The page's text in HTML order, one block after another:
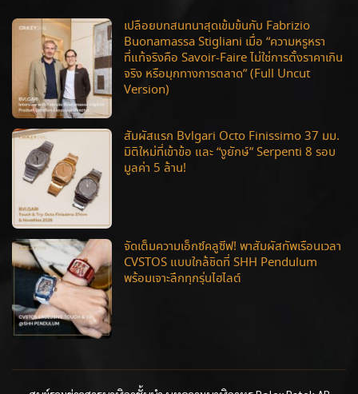
เปลือยบทสนทนาสุดเข้มข้นกับ Fabrizio
Buonamassa Stigliani เมื่อ “ความหรูหรา
ที่แท้จริงคือ Savoir-Faire ไม่ใช่การตั้งราคาเกิน
จริง หรือมุกทางการตลาด” (Full Uncut
Version)
สัมผัสแรก Bvlgari Octo Finissimo 37 มม.
มิติใหม่ที่เข้าข้อ และ “งูยักษ์” Serpenti 8 รอบ
มูลค่า 5 ล้าน!
จัดเต็มความเอ็กซ์คลูซีฟ! พาสัมผัสทัพเรือนเวลา
CVSTOS แบบใกล้ชิดที่ SHH Pendulum
พร้อมเจาะลึกทุกรุ่นไฮไลต์